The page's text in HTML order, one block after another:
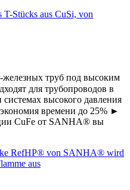
труб под высоким
для трубопроводов в
высокого давления
времени до 25% ►
CuFe от SANHA® вы